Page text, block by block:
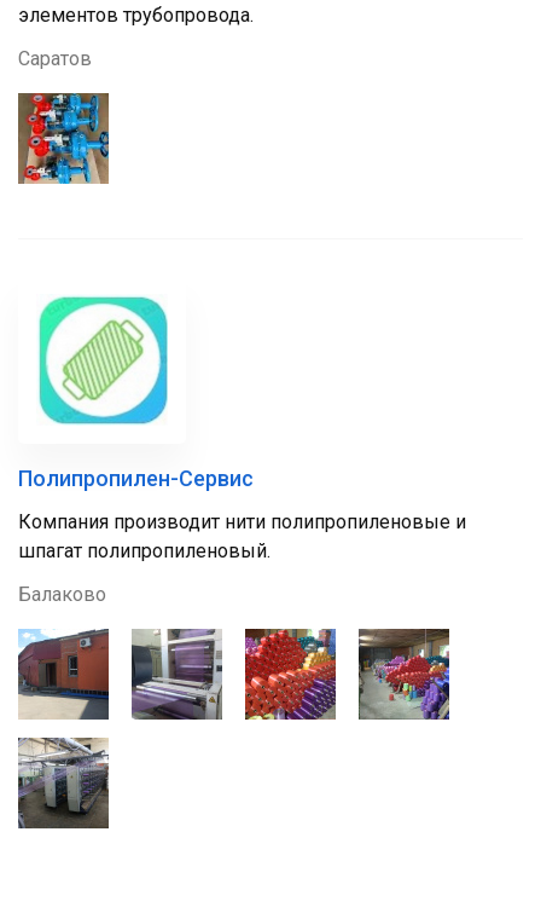
элементов трубопровода.
Саратов
Полипропилен-Сервис
Компания производит нити полипропиленовые и
шпагат полипропиленовый.
Балаково